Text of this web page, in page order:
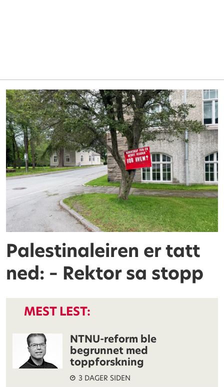
Palestinaleiren er tatt
ned: – Rektor sa stopp
MEST LEST:
NTNU-reform ble
begrunnet med
toppforskning
3 DAGER SIDEN